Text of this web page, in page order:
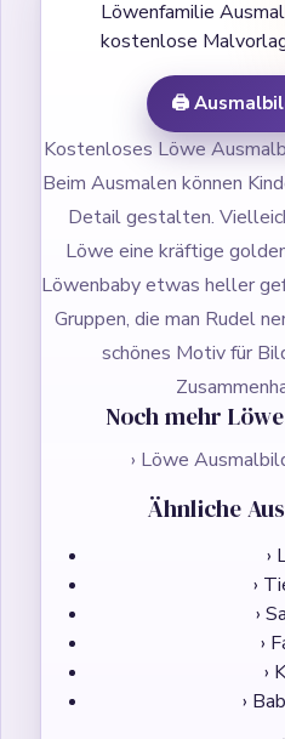
Löwenfamilie
kostenlose
🖨️
Kostenloses Löwe
Beim Ausmalen können
Detail gestalten.
Löwe eine kräftige
Löwenbaby etwas heller
Gruppen, die man Rudel
schönes Motiv für
Noch mehr
› Löwe
Ähnliche
›
›
›
›
›
›